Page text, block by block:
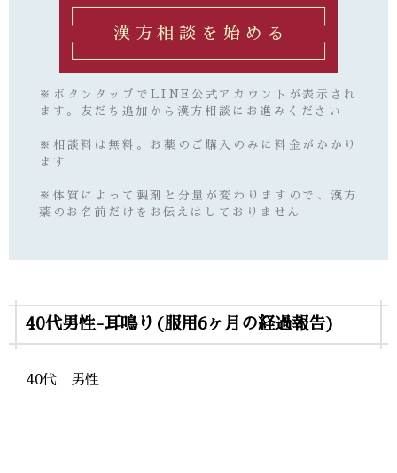
漢方相談を始める
※ボタンタップでLINE公式アカウントが表示され
ます。友だち追加から漢方相談にお進みください
※相談料は無料。お薬のご購入のみに料金がかかり
ます
※体質によって製剤と分量が変わりますので、漢方
薬のお名前だけをお伝えはしておりません
40代男性-耳鳴り(服用6ヶ月の経過報告)
40代 男性